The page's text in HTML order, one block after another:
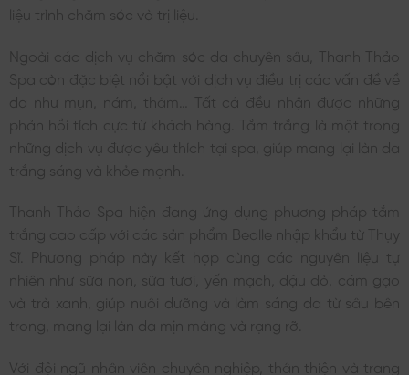
liệu trình chăm sóc và trị liệu.
Ngoài các dịch vụ chăm sóc da chuyên sâu, Thanh Thảo
Spa còn đặc biệt nổi bật với dịch vụ điều trị các vấn đề về
da như mụn, nám, thâm… Tất cả đều nhận được những
phản hồi tích cực từ khách hàng. Tắm trắng là một trong
những dịch vụ được yêu thích tại spa, giúp mang lại làn da
trắng sáng và khỏe mạnh.
Thanh Thảo Spa hiện đang ứng dụng phương pháp tắm
trắng cao cấp với các sản phẩm Bealle nhập khẩu từ Thụy
Sĩ. Phương pháp này kết hợp cùng các nguyên liệu tự
nhiên như sữa non, sữa tươi, yến mạch, đậu đỏ, cám gạo
và trà xanh, giúp nuôi dưỡng và làm sáng da từ sâu bên
trong, mang lại làn da mịn màng và rạng rỡ.
Với đội ngũ nhân viên chuyên nghiệp, thân thiện và trang